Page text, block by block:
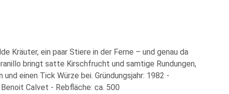
Kräuter, ein paar Stiere in der Ferne – und genau da
bringt satte Kirschfrucht und samtige Rundungen,
einen Tick Würze bei. Gründungsjahr: 1982 -
Calvet - Rebfläche: ca. 500